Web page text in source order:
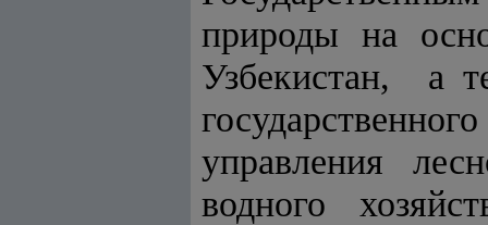
природы на
Узбекистан, а
управления
водного